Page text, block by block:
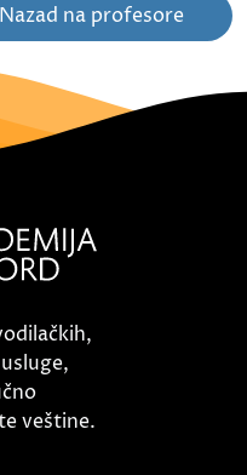
Nazad na profesore
veštine.